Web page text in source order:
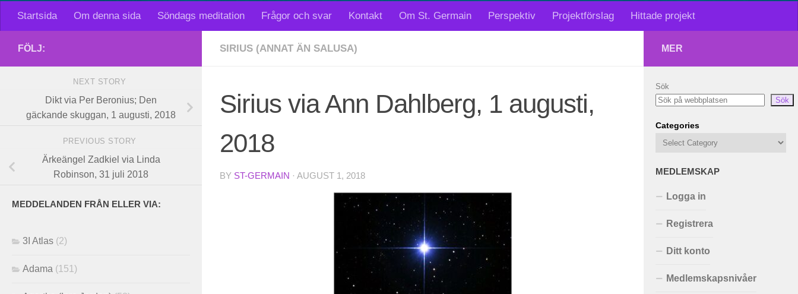
Startsida Om denna sida Söndags meditation Frågor och svar Kontakt Om St. Germain Perspektiv Projektförslag Hittade projekt
SIRIUS (ANNAT ÄN SALUSA)
Sirius via Ann Dahlberg, 1 augusti,
2018
BY ST-GERMAIN · AUGUST 1, 2018
FÖLJ:
NEXT STORY
Dikt via Per Beronius; Den
gäckande skuggan, 1 augusti, 2018
PREVIOUS STORY
Ärkeängel Zadkiel via Linda
Robinson, 31 juli 2018
MEDDELANDEN FRÅN ELLER VIA:
3I Atlas (2)
Adama (151)
MER
Sök
Sök
Categories
MEDLEMSKAP
Logga in
Registrera
Ditt konto
Medlemskapsnivåer